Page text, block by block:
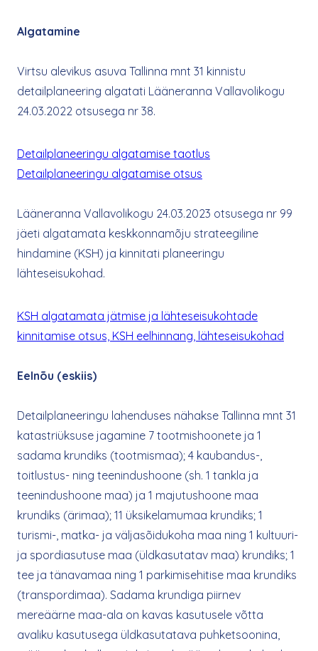
Algatamine
Virtsu alevikus asuva Tallinna mnt 31 kinnistu
detailplaneering algatati Lääneranna Vallavolikogu
24.03.2022 otsusega nr 38.
Detailplaneeringu algatamise taotlus
Detailplaneeringu algatamise otsus
Lääneranna Vallavolikogu 24.03.2023 otsusega nr 99
jäeti algatamata keskkonnamõju strateegiline
hindamine (KSH) ja kinnitati planeeringu
lähteseisukohad.
KSH algatamata jätmise ja lähteseisukohtade
kinnitamise otsus, KSH eelhinnang, lähteseisukohad
Eelnõu (eskiis)
Detailplaneeringu lahenduses nähakse Tallinna mnt 31
katastriüksuse jagamine 7 tootmishoonete ja 1
sadama krundiks (tootmismaa); 4 kaubandus-,
toitlustus- ning teenindushoone (sh. 1 tankla ja
teenindushoone maa) ja 1 majutushoone maa
krundiks (ärimaa); 11 üksikelamumaa krundiks; 1
turismi-, matka- ja väljasõidukoha maa ning 1 kultuuri-
ja spordiasutuse maa (üldkasutatav maa) krundiks; 1
tee ja tänavamaa ning 1 parkimisehitise maa krundiks
(transpordimaa). Sadama krundiga piirnev
mereäärne maa-ala on kavas kasutusele võtta
avaliku kasutusega üldkasutatava puhketsoonina,